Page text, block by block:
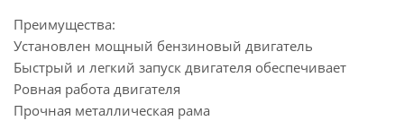
Преимущества:
Установлен мощный бензиновый двигатель
Быстрый и легкий запуск двигателя обеспечивает
Ровная работа двигателя
Прочная металлическая рама